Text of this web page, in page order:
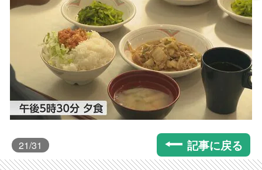
21/31 記事に戻る